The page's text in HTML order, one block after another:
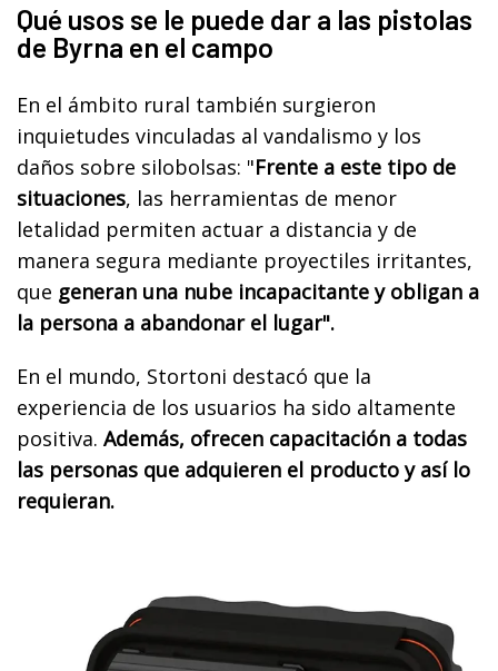
Qué usos se le puede dar a las pistolas
de Byrna en el campo
En el ámbito rural también surgieron
inquietudes vinculadas al vandalismo y los
daños sobre silobolsas: "Frente a este tipo de
situaciones, las herramientas de menor
letalidad permiten actuar a distancia y de
manera segura mediante proyectiles irritantes,
que generan una nube incapacitante y obligan a
la persona a abandonar el lugar".
En el mundo, Stortoni destacó que la
experiencia de los usuarios ha sido altamente
positiva. Además, ofrecen capacitación a todas
las personas que adquieren el producto y así lo
requieran.